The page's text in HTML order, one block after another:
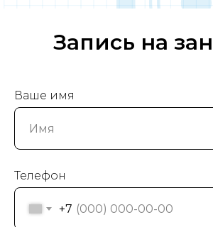
Запись на
Ваше имя
Телефон
+7